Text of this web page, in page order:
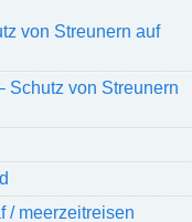
von Streunern auf
Schutz von Streunern
/ meerzeitreisen